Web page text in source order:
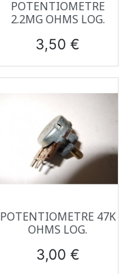
POTENTIOMETRE
2.2MG OHMS LOG.
Prix
3,50 €
POTENTIOMETRE 47K
OHMS LOG.
Prix
3,00 €